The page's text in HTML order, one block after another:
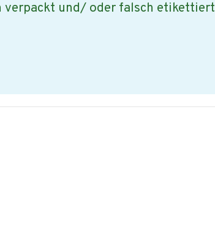
verpackt und/ oder falsch etikettiert